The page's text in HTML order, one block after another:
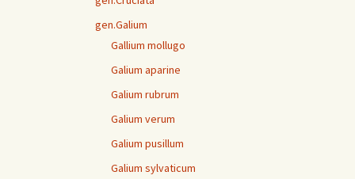
gen.Galium
Gallium mollugo
Galium aparine
Galium rubrum
Galium verum
Galium pusillum
Galium sylvaticum